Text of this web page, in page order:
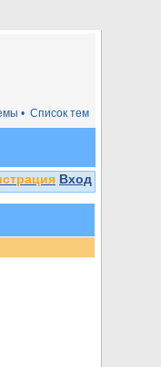
Список тем
•
Вход